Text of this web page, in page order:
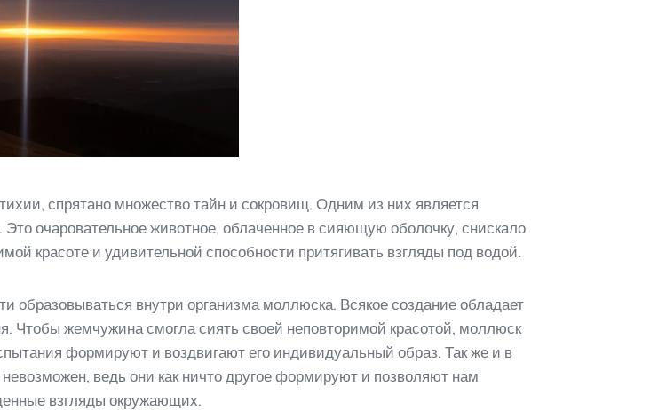
спрятано множество тайн и сокровищ. Одним из них является
очаровательное животное, облаченное в сияющую оболочку, снискало
красоте и удивительной способности притягивать взгляды под водой.
образовываться внутри организма моллюска. Всякое создание обладает
Чтобы жемчужина смогла сиять своей неповторимой красотой, моллюск
формируют и воздвигают его индивидуальный образ. Так же и в
ведь они как ничто другое формируют и позволяют нам
взгляды окружающих.